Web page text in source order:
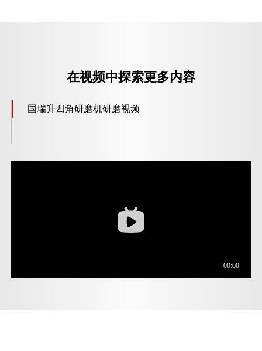
在视频中探索更多内容
国瑞升四角研磨机研磨视频